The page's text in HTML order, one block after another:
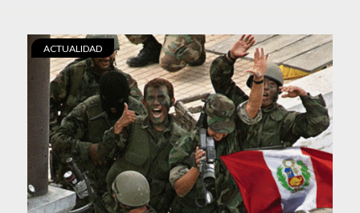
ACTUALIDAD